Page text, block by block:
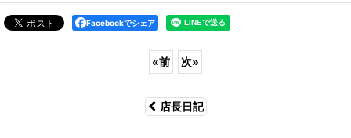
Facebookでシェア
«前 次»
店長日記